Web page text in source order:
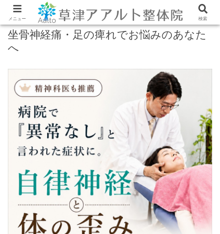
坐骨神経痛・足の痺れでお悩みのあなた
へ
メニュー 検索